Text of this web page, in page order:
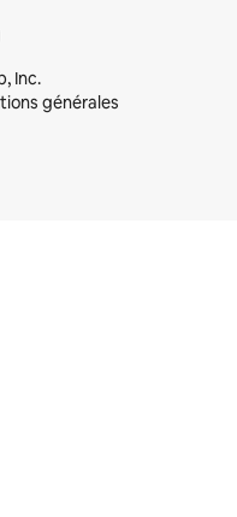
Inc.
générales